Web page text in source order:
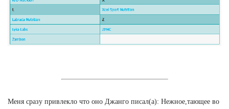
Меня сразу привлекло что оно Джанго писал(а): Нежное,тающее во